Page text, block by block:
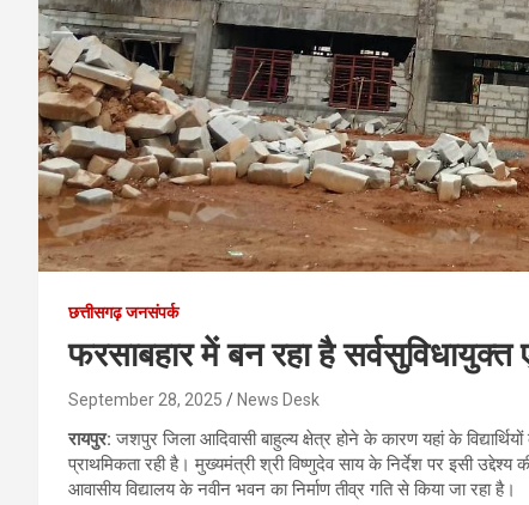
छत्तीसगढ़ जनसंपर्क
फरसाबहार में बन रहा है सर्वसुविधायुक्त
September 28, 2025 News Desk
रायपुर:जशपुर जिला आदिवासी बाहुल्य क्षेत्र होने के कारण यहां के
प्राथमिकता रही है। मुख्यमंत्री श्री विष्णुदेव साय के निर्देश पर इसी
आवासीय विद्यालय के नवीन भवन का निर्माण तीव्र गति से किया जा रहा है।